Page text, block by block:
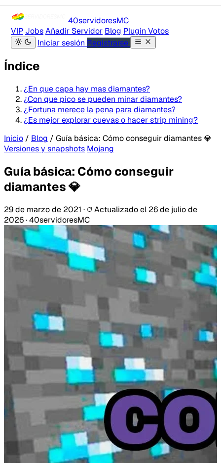
40servidoresMC
VIP JobsAñadir Servidor Blog Plugin Votos
Iniciar sesión Registrarse
Índice
¿En que capa hay mas diamantes?
¿Con que pico se pueden minar diamantes?
¿Fortuna merece la pena para diamantes?
¿Es mejor explorar cuevas o hacer strip mining?
Inicio / Blog / Guía básica: Cómo conseguir diamantes 💎
Versiones y snapshots Mojang
Guía básica: Cómo conseguir
diamantes 💎
29 de marzo de 2021 · Actualizado el 26 de julio de
2026·40servidoresMC